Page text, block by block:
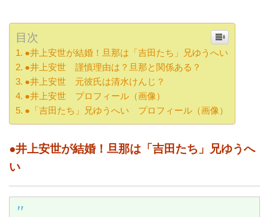
目次
●井上安世が結婚！旦那は「吉田たち」兄ゆうへい
●井上安世 謹慎理由は？旦那と関係ある？
●井上安世 元彼氏は清水けんじ？
●井上安世 プロフィール（画像）
●「吉田たち」兄ゆうへい プロフィール（画像）
●井上安世が結婚！旦那は「吉田たち」兄ゆうへ
い